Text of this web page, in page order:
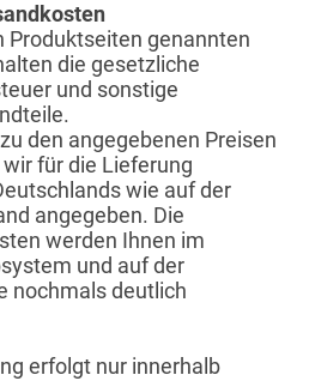
Produktseiten genannten
die gesetzliche
und sonstige
den angegebenen Preisen
für die Lieferung
wie auf der
angegeben. Die
werden Ihnen im
und auf der
nochmals deutlich
erfolgt nur innerhalb